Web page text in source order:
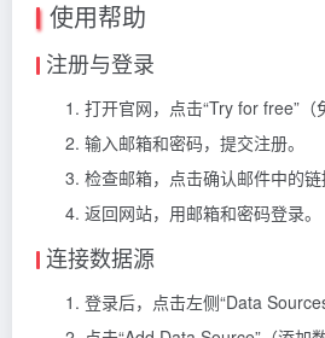
使用帮助
注册与登录
打开官网，点击“Try for free”（
输入邮箱和密码，提交注册。
检查邮箱，点击确认邮件中的链
返回网站，用邮箱和密码登录。
连接数据源
登录后，点击左侧“Data